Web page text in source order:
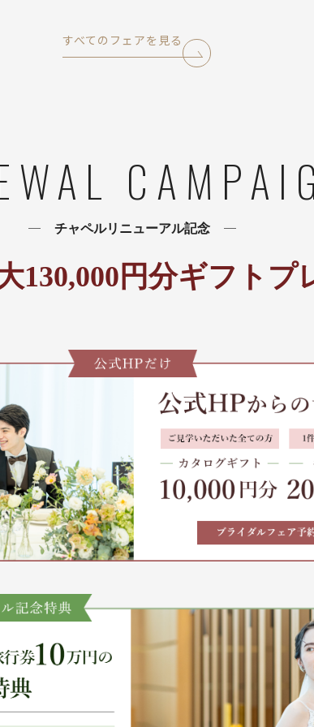
すべてのフェアを見る
チャペルリニューアル記念
130,000 円分ギフトプ